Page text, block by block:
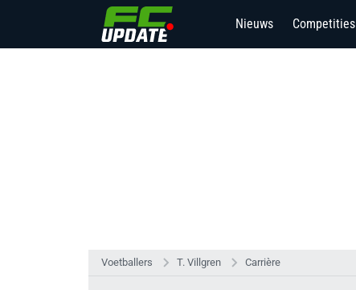
Nieuws Competities
Voetballers T. Villgren Carrière